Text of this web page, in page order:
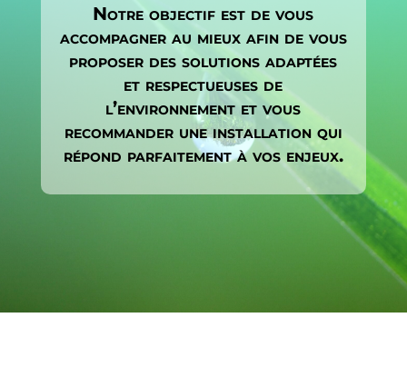
Notre objectif est de vous
accompagner au mieux afin de vous
proposer des solutions adaptées
et respectueuses de
l’environnement et vous
recommander une installation qui
répond parfaitement à vos enjeux.